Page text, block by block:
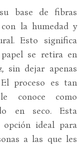
base de fibras
la humedad y
Esto significa
se retira en
sin dejar apenas
proceso es tan
conoce como
en seco. Esta
ideal para
a las que les